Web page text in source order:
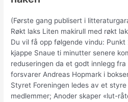
(Første gang publisert i
Røkt laks Liten makirull med røkt
Du vil få opp følgende vindu:
kjappe Snaue ti minutter senere
reduseringen da et godt innlegg
forsvarer Andreas Hopmark i
Styret Foreningen ledes av et
medlemmer; Anoder skaper «lut-